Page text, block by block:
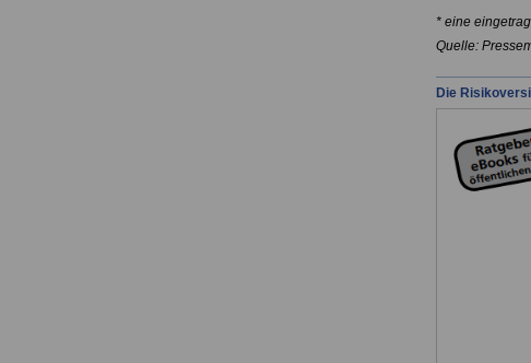
* eine
Quelle:
Die